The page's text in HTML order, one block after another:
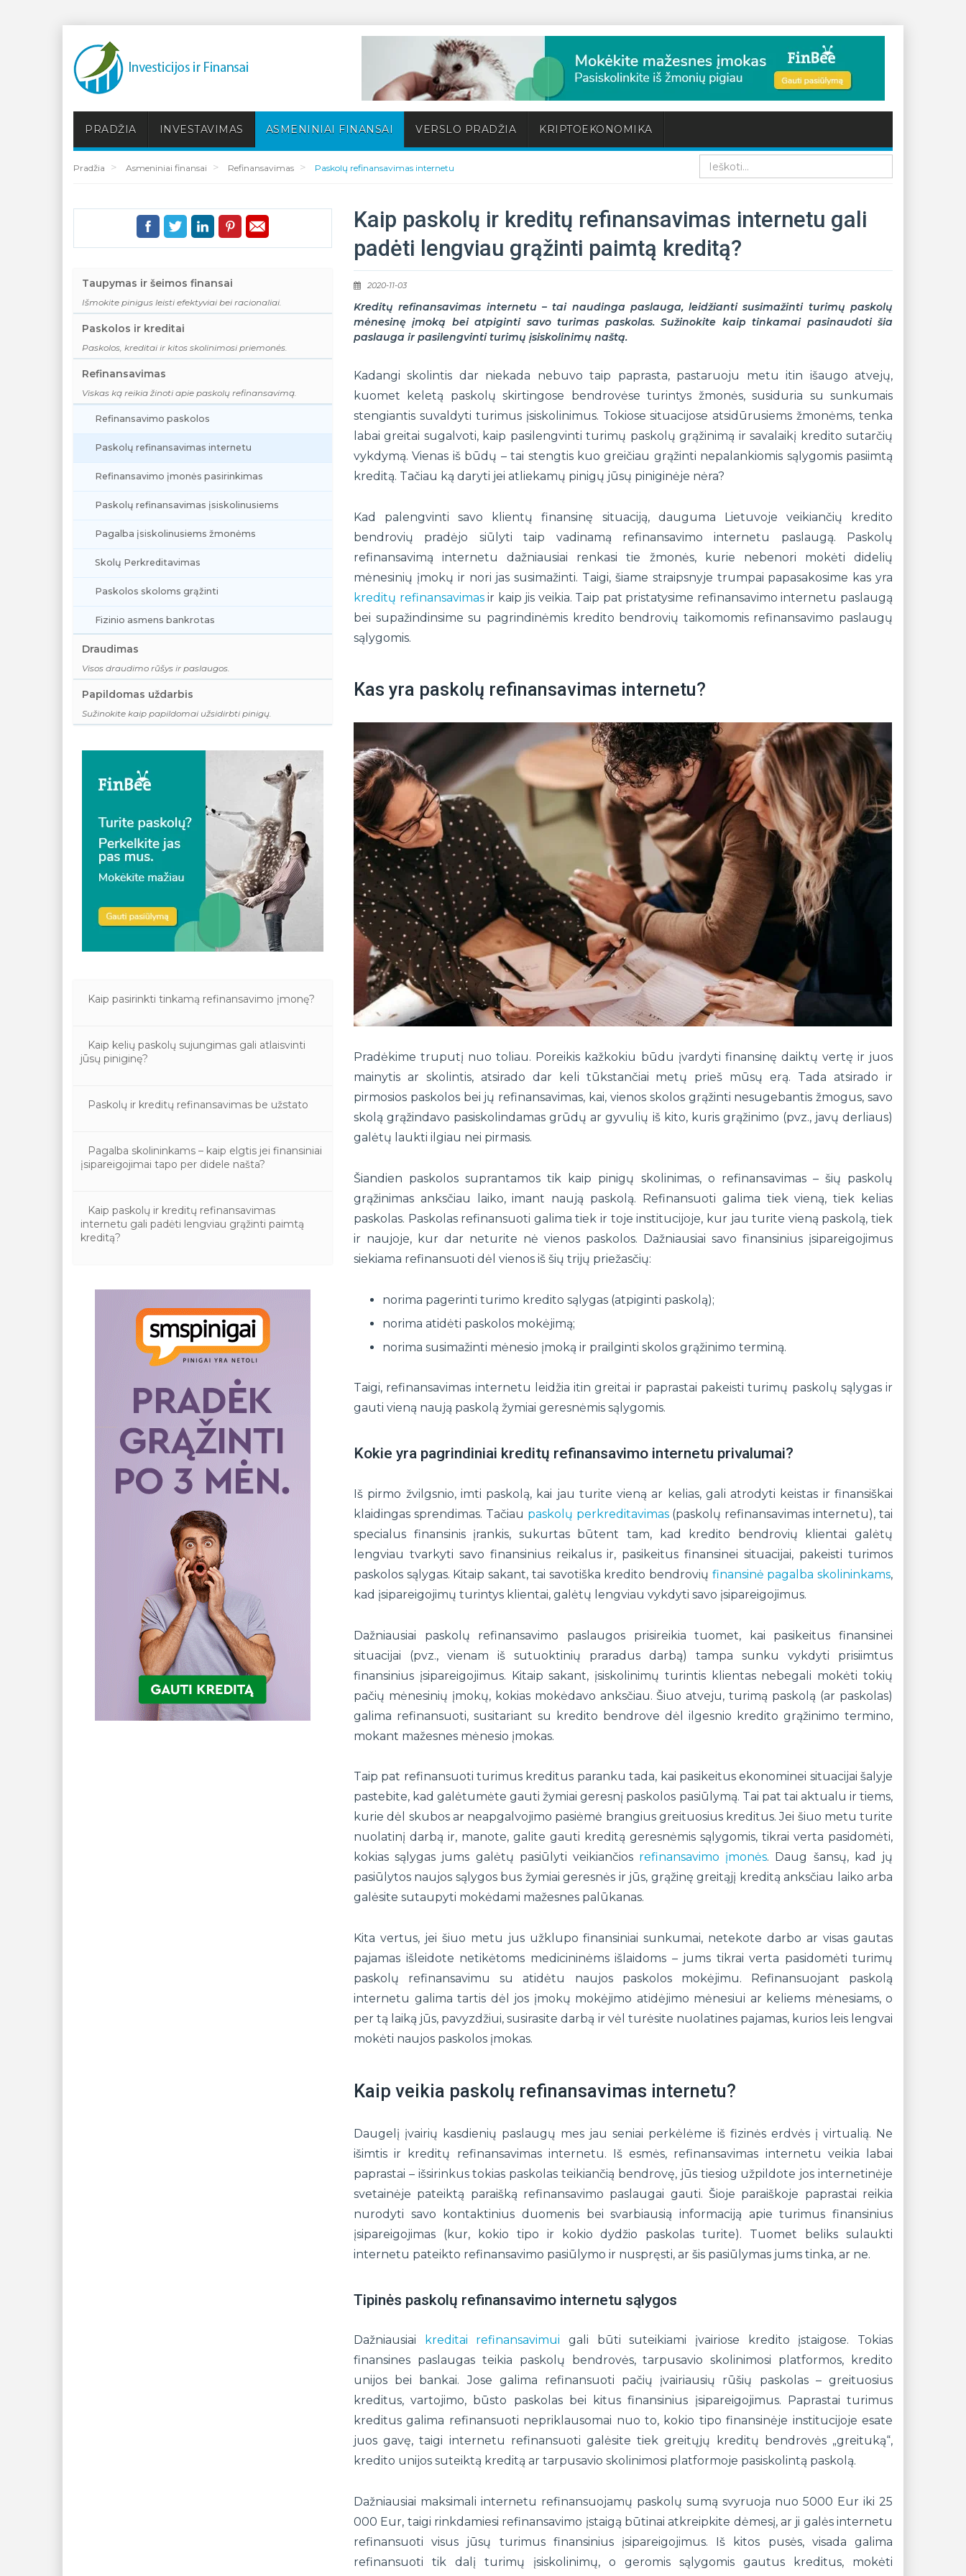
PRADŽIA INVESTAVIMAS ASMENINIAI FINANSAI VERSLO PRADŽIA KRIPTOEKONOMIKA
Pradžia Asmeniniai finansai Refinansavimas Paskolų refinansavimas internetu
Paieška
Kaip paskolų ir kreditų refinansavimas internetu gali
padėti lengviau grąžinti paimtą kreditą?
2020-11-03
Kreditų refinansavimas internetu – tai naudinga paslauga, leidžianti susimažinti turimų paskolų
mėnesinę įmoką bei atpiginti savo turimas paskolas. Sužinokite kaip tinkamai pasinaudoti šia
paslauga ir pasilengvinti turimų įsiskolinimų naštą.
Kadangi skolintis dar niekada nebuvo taip paprasta, pastaruoju metu itin išaugo atvejų,
kuomet keletą paskolų skirtingose bendrovėse turintys žmonės, susiduria su sunkumais
stengiantis suvaldyti turimus įsiskolinimus. Tokiose situacijose atsidūrusiems žmonėms, tenka
labai greitai sugalvoti, kaip pasilengvinti turimų paskolų grąžinimą ir savalaikį kredito sutarčių
vykdymą. Vienas iš būdų – tai stengtis kuo greičiau grąžinti nepalankiomis sąlygomis pasiimtą
kreditą. Tačiau ką daryti jei atliekamų pinigų jūsų piniginėje nėra?
Kad palengvinti savo klientų finansinę situaciją, dauguma Lietuvoje veikiančių kredito
bendrovių pradėjo siūlyti taip vadinamą refinansavimo internetu paslaugą. Paskolų
refinansavimą internetu dažniausiai renkasi tie žmonės, kurie nebenori mokėti didelių
mėnesinių įmokų ir nori jas susimažinti. Taigi, šiame straipsnyje trumpai papasakosime kas yra
kreditų refinansavimasir kaip jis veikia. Taip pat pristatysime refinansavimo internetu paslaugą
bei supažindinsime su pagrindinėmis kredito bendrovių taikomomis refinansavimo paslaugų
sąlygomis.
Kas yra paskolų refinansavimas internetu?
Pradėkime truputį nuo toliau. Poreikis kažkokiu būdu įvardyti finansinę daiktų vertę ir juos
mainytis ar skolintis, atsirado dar keli tūkstančiai metų prieš mūsų erą. Tada atsirado ir
pirmosios paskolos bei jų refinansavimas, kai, vienos skolos grąžinti nesugebantis žmogus, savo
skolą grąžindavo pasiskolindamas grūdų ar gyvulių iš kito, kuris grąžinimo (pvz., javų derliaus)
galėtų laukti ilgiau nei pirmasis.
Šiandien paskolos suprantamos tik kaip pinigų skolinimas, o refinansavimas – šių paskolų
grąžinimas anksčiau laiko, imant naują paskolą. Refinansuoti galima tiek vieną, tiek kelias
paskolas. Paskolas refinansuoti galima tiek ir toje institucijoje, kur jau turite vieną paskolą, tiek
ir naujoje, kur dar neturite nė vienos paskolos. Dažniausiai savo finansinius įsipareigojimus
siekiama refinansuoti dėl vienos iš šių trijų priežasčių:
norima pagerinti turimo kredito sąlygas (atpiginti paskolą);
norima atidėti paskolos mokėjimą;
norima susimažinti mėnesio įmoką ir prailginti skolos grąžinimo terminą.
Taigi, refinansavimas internetu leidžia itin greitai ir paprastai pakeisti turimų paskolų sąlygas ir
gauti vieną naują paskolą žymiai geresnėmis sąlygomis.
Kokie yra pagrindiniai kreditų refinansavimo internetu privalumai?
Iš pirmo žvilgsnio, imti paskolą, kai jau turite vieną ar kelias, gali atrodyti keistas ir finansiškai
klaidingas sprendimas. Tačiau paskolų perkreditavimas(paskolų refinansavimas internetu), tai
specialus finansinis įrankis, sukurtas būtent tam, kad kredito bendrovių klientai galėtų
lengviau tvarkyti savo finansinius reikalus ir, pasikeitus finansinei situacijai, pakeisti turimos
paskolos sąlygas. Kitaip sakant, tai savotiška kredito bendrovių finansinė pagalba skolininkams,
kad įsipareigojimų turintys klientai, galėtų lengviau vykdyti savo įsipareigojimus.
Dažniausiai paskolų refinansavimo paslaugos prisireikia tuomet, kai pasikeitus finansinei
situacijai (pvz., vienam iš sutuoktinių praradus darbą) tampa sunku vykdyti prisiimtus
finansinius įsipareigojimus. Kitaip sakant, įsiskolinimų turintis klientas nebegali mokėti tokių
pačių mėnesinių įmokų, kokias mokėdavo anksčiau. Šiuo atveju, turimą paskolą (ar paskolas)
galima refinansuoti, susitariant su kredito bendrove dėl ilgesnio kredito grąžinimo termino,
mokant mažesnes mėnesio įmokas.
Taip pat refinansuoti turimus kreditus paranku tada, kai pasikeitus ekonominei situacijai šalyje
pastebite, kad galėtumėte gauti žymiai geresnį paskolos pasiūlymą. Tai pat tai aktualu ir tiems,
kurie dėl skubos ar neapgalvojimo pasiėmė brangius greituosius kreditus. Jei šiuo metu turite
nuolatinį darbą ir, manote, galite gauti kreditą geresnėmis sąlygomis, tikrai verta pasidomėti,
kokias sąlygas jums galėtų pasiūlyti veikiančios refinansavimo įmonės. Daug šansų, kad jų
pasiūlytos naujos sąlygos bus žymiai geresnės ir jūs, grąžinę greitąjį kreditą anksčiau laiko arba
galėsite sutaupyti mokėdami mažesnes palūkanas.
Kita vertus, jei šiuo metu jus užklupo finansiniai sunkumai, netekote darbo ar visas gautas
pajamas išleidote netikėtoms medicininėms išlaidoms – jums tikrai verta pasidomėti turimų
paskolų refinansavimu su atidėtu naujos paskolos mokėjimu. Refinansuojant paskolą
internetu galima tartis dėl jos įmokų mokėjimo atidėjimo mėnesiui ar keliems mėnesiams, o
per tą laiką jūs, pavyzdžiui, susirasite darbą ir vėl turėsite nuolatines pajamas, kurios leis lengvai
mokėti naujos paskolos įmokas.
Kaip veikia paskolų refinansavimas internetu?
Daugelį įvairių kasdienių paslaugų mes jau seniai perkėlėme iš fizinės erdvės į virtualią. Ne
išimtis ir kreditų refinansavimas internetu. Iš esmės, refinansavimas internetu veikia labai
paprastai – išsirinkus tokias paskolas teikiančią bendrovę, jūs tiesiog užpildote jos internetinėje
svetainėje pateiktą paraišką refinansavimo paslaugai gauti. Šioje paraiškoje paprastai reikia
nurodyti savo kontaktinius duomenis bei svarbiausią informaciją apie turimus finansinius
įsipareigojimas (kur, kokio tipo ir kokio dydžio paskolas turite). Tuomet beliks sulaukti
internetu pateikto refinansavimo pasiūlymo ir nuspręsti, ar šis pasiūlymas jums tinka, ar ne.
Tipinės paskolų refinansavimo internetu sąlygos
Dažniausiai kreditai refinansavimui gali būti suteikiami įvairiose kredito įstaigose. Tokias
finansines paslaugas teikia paskolų bendrovės, tarpusavio skolinimosi platformos, kredito
unijos bei bankai. Jose galima refinansuoti pačių įvairiausių rūšių paskolas – greituosius
kreditus, vartojimo, būsto paskolas bei kitus finansinius įsipareigojimus. Paprastai turimus
kreditus galima refinansuoti nepriklausomai nuo to, kokio tipo finansinėje institucijoje esate
juos gavę, taigi internetu refinansuoti galėsite tiek greitųjų kreditų bendrovės „greituką“,
kredito unijos suteiktą kreditą ar tarpusavio skolinimosi platformoje pasiskolintą paskolą.
Dažniausiai maksimali internetu refinansuojamų paskolų sumą svyruoja nuo 5000 Eur iki 25
000 Eur, taigi rinkdamiesi refinansavimo įstaigą būtinai atkreipkite dėmesį, ar ji galės internetu
refinansuoti visus jūsų turimus finansinius įsipareigojimus. Iš kitos pusės, visada galima
refinansuoti tik dalį turimų įsiskolinimų, o geromis sąlygomis gautus kreditus, mokėti
Taupymas ir šeimos finansai
Išmokite pinigus leisti efektyviai bei racionaliai.
Paskolos ir kreditai
Paskolos, kreditai ir kitos skolinimosi priemonės.
Refinansavimas
Viskas ką reikia žinoti apie paskolų refinansavimą.
Refinansavimo paskolos
Paskolų refinansavimas internetu
Refinansavimo įmonės pasirinkimas
Paskolų refinansavimas įsiskolinusiems
Pagalba įsiskolinusiems žmonėms
Skolų Perkreditavimas
Paskolos skoloms grąžinti
Fizinio asmens bankrotas
Draudimas
Visos draudimo rūšys ir paslaugos.
Papildomas uždarbis
Sužinokite kaip papildomai užsidirbti pinigų.
Kaip pasirinkti tinkamą refinansavimo įmonę?
Kaip kelių paskolų sujungimas gali atlaisvinti
jūsų piniginę?
Paskolų ir kreditų refinansavimas be užstato
Pagalba skolininkams – kaip elgtis jei finansiniai
įsipareigojimai tapo per didele našta?
Kaip paskolų ir kreditų refinansavimas
internetu gali padėti lengviau grąžinti paimtą
kreditą?